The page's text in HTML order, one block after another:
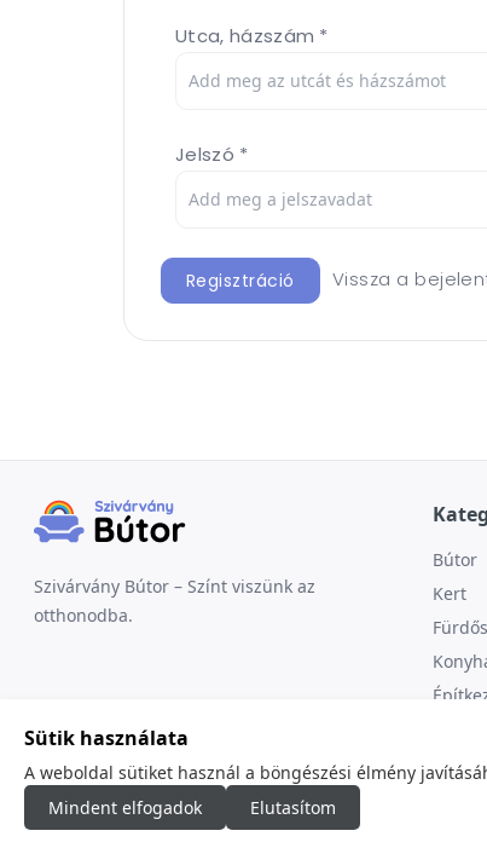
Utca, házszám *
Jelszó *
Regisztráció Vissza a
Szivárvány Bútor – Színt viszünk az
otthonodba.
Bútor
Kert
Sütik használata
A weboldal sütiket használ a böngészési élmény
Mindent elfogadok
Elutasítom